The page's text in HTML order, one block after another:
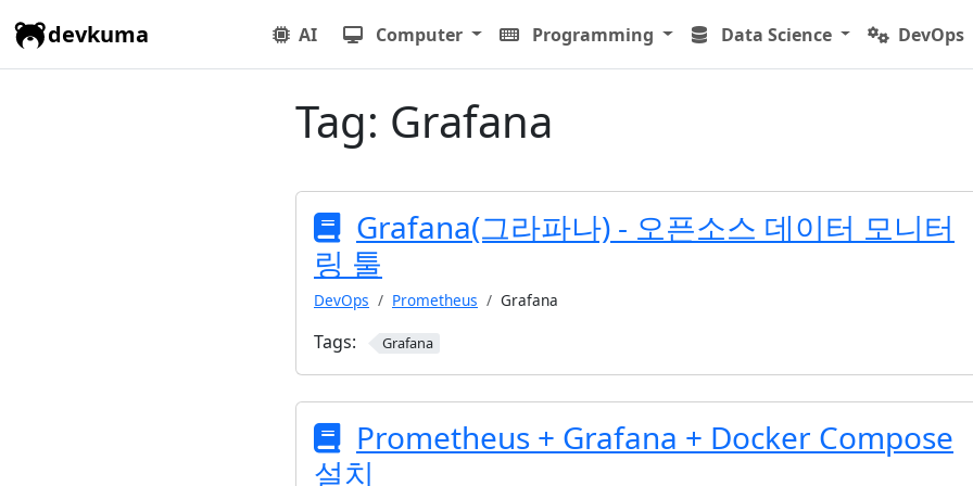
devkuma AI Computer Programming Data Science DevOps
Tag: Grafana
Grafana(그라파나) - 오픈소스 데이터 모니터
링 툴
DevOps Prometheus Grafana
Tags: Grafana
Prometheus + Grafana + Docker Compose
설치